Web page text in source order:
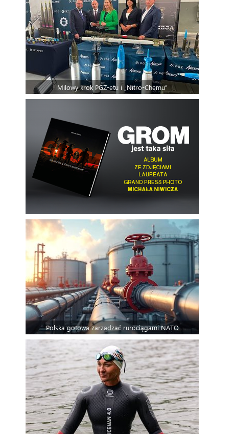
Milowy krok PGZ-etu i „Nitro-Chemu”
Polska gotowa zarządzać rurociągami NATO